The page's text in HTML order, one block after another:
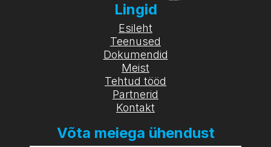
Lingid
Esileht
Teenused
Dokumendid
Meist
Tehtud tööd
Partnerid
Kontakt
Võta meiega ühendust